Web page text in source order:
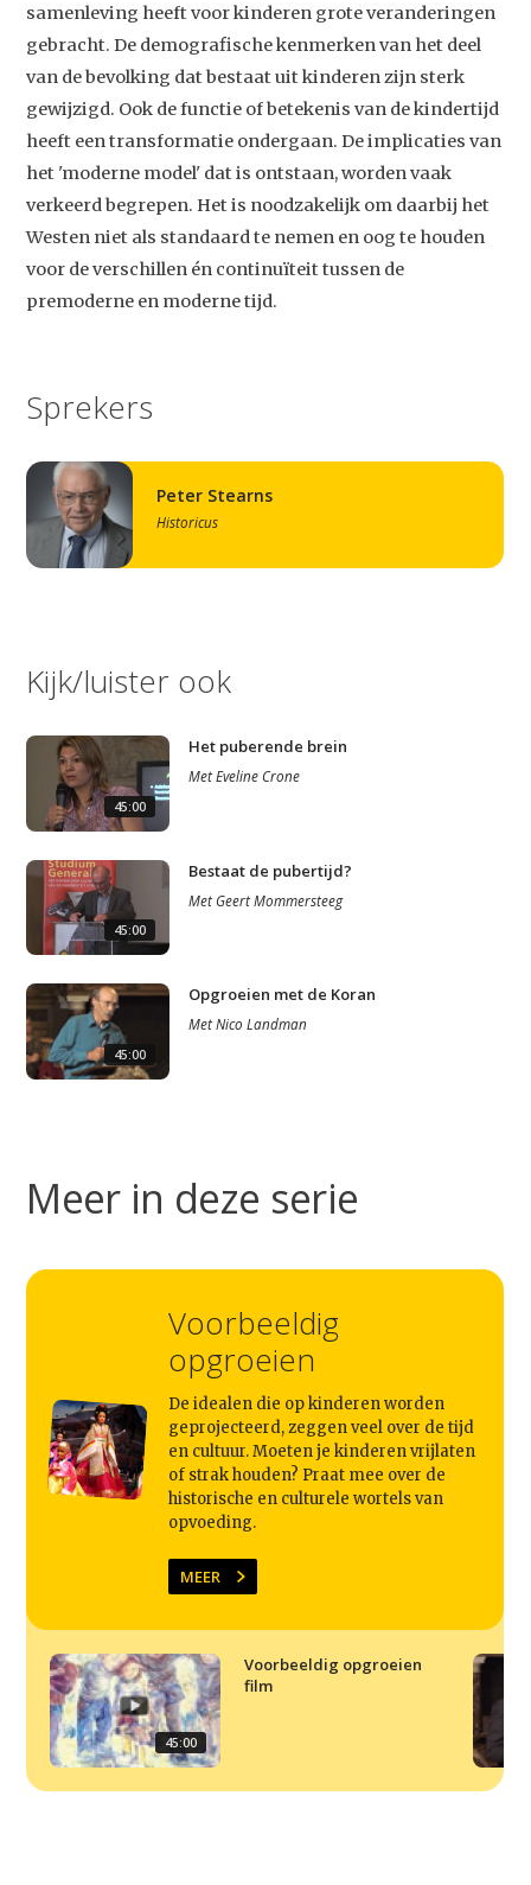
Home
Podcast
Artikelen
Contact
samenleving heeft voor kinderen grote veranderingen
gebracht. De demografische kenmerken van het deel
van de bevolking dat bestaat uit kinderen zijn sterk
gewijzigd. Ook de functie of betekenis van de kindertijd
heeft een transformatie ondergaan. De implicaties van
het 'moderne model' dat is ontstaan, worden vaak
verkeerd begrepen. Het is noodzakelijk om daarbij het
Westen niet als standaard te nemen en oog te houden
voor de verschillen én continuïteit tussen de
premoderne en moderne tijd.
Sprekers
Peter Stearns
Historicus
Kijk/luister ook
45:00
Het puberende brein
MetEveline Crone
45:00
Bestaat de pubertijd?
MetGeert Mommersteeg
45:00
Opgroeien met de Koran
MetNico Landman
Meer in deze serie
Voorbeeldig
opgroeien
De idealen die op kinderen worden
geprojecteerd, zeggen veel over de tijd
en cultuur. Moeten je kinderen vrijlaten
of strak houden? Praat mee over de
historische en culturele wortels van
opvoeding.
MEER
45:00
Voorbeeldig opgroeien
film